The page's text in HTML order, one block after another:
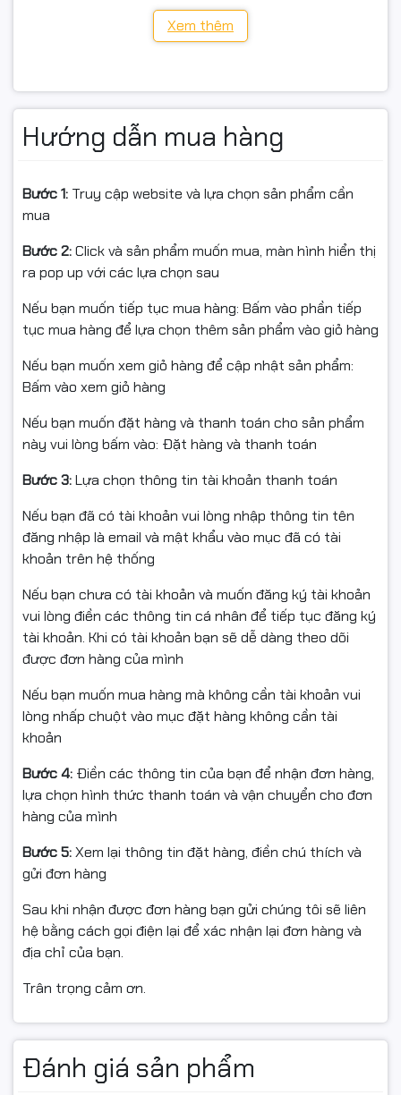
Ống kính: 2.8mm – góc nhìn 104°
Phát hiện: Chuyển động / Con người
Âm thanh: Đàm thoại 2 chiều (mic & loa)
Lưu trữ: MicroSD tối đa 256GB
Nguồn: DC 12V – 1A
Chất liệu: Vỏ nhựa cao cấp
✅ Cam kết từ Ngọc Thọ Computer
Hàng chính hãng EZVIZ, mới 100% nguyên seal
Xuất hóa đơn VAT đầy đủ (Full VAT)
Đóng gói chắc chắn – giao hàng toàn quốc
📦 Điều kiện đổi/hoàn hàng
Quay video mở gói từ lúc kiện còn nguyên tem/băng
keo đến khi kiểm tra xong (căn cứ khi móp/vỡ/thiếu
phụ kiện/giao nhầm).
vận chuyển được shop xác nhận (còn trong thời gian
đổi trả).
phụ kiện, không trầy/hỏng do tự tác động.
Không hỗ trợ nếu đã lắp đặt gây hỏng, vô nước/chập
mở gói.
#cameraEZVIZ #H3C3MP #camerangoaitroi
#cameramaubandem #camerabaodong
#camerawifi #camerachinhhang #fullVAT
Xem thêm
Hướng dẫn mua hàng
Bước 1: Truy cập website và lựa chọn sản phẩm cần
mua
Bước 2:Click và sản phẩm muốn mua, màn hình hiển thị
ra pop up với các lựa chọn sau
Nếu bạn muốn tiếp tục mua hàng: Bấm vào phần tiếp
tục mua hàng để lựa chọn thêm sản phẩm vào giỏ hàng
Nếu bạn muốn xem giỏ hàng để cập nhật sản phẩm:
Bấm vào xem giỏ hàng
Nếu bạn muốn đặt hàng và thanh toán cho sản phẩm
này vui lòng bấm vào: Đặt hàng và thanh toán
Bước 3:Lựa chọn thông tin tài khoản thanh toán
Nếu bạn đã có tài khoản vui lòng nhập thông tin tên
đăng nhập là email và mật khẩu vào mục đã có tài
khoản trên hệ thống
Nếu bạn chưa có tài khoản và muốn đăng ký tài khoản
vui lòng điền các thông tin cá nhân để tiếp tục đăng ký
tài khoản. Khi có tài khoản bạn sẽ dễ dàng theo dõi
được đơn hàng của mình
Nếu bạn muốn mua hàng mà không cần tài khoản vui
lòng nhấp chuột vào mục đặt hàng không cần tài
khoản
Bước 4: Điền các thông tin của bạn để nhận đơn hàng,
lựa chọn hình thức thanh toán và vận chuyển cho đơn
hàng của mình
Bước 5:Xem lại thông tin đặt hàng, điền chú thích và
gửi đơn hàng
Sau khi nhận được đơn hàng bạn gửi chúng tôi sẽ liên
hệ bằng cách gọi điện lại để xác nhận lại đơn hàng và
địa chỉ của bạn.
Trân trọng cảm ơn.
Đánh giá sản phẩm